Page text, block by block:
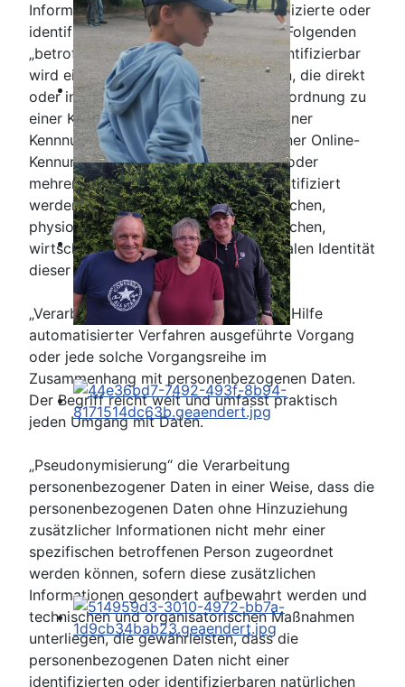
Informationen, die sich auf eine identifizierte oder
identifizierbare natürliche Person (im Folgenden
„betroffene Person“) beziehen; als identifizierbar
wird eine natürliche Person angesehen, die direkt
oder indirekt, insbesondere mittels Zuordnung zu
einer Kennung wie einem Namen, zu einer
Kennnummer, zu Standortdaten, zu einer Online-
Kennung (z.B. Cookie) oder zu einem oder
mehreren besonderen Merkmalen identifiziert
werden kann, die Ausdruck der physischen,
physiologischen, genetischen, psychischen,
wirtschaftlichen, kulturellen oder sozialen Identität
dieser natürlichen Person sind.
„Verarbeitung“ ist jeder mit oder ohne Hilfe
automatisierter Verfahren ausgeführte Vorgang
oder jede solche Vorgangsreihe im
Zusammenhang mit personenbezogenen Daten.
Der Begriff reicht weit und umfasst praktisch
jeden Umgang mit Daten.
„Pseudonymisierung“ die Verarbeitung
personenbezogener Daten in einer Weise, dass die
personenbezogenen Daten ohne Hinzuziehung
zusätzlicher Informationen nicht mehr einer
spezifischen betroffenen Person zugeordnet
werden können, sofern diese zusätzlichen
Informationen gesondert aufbewahrt werden und
technischen und organisatorischen Maßnahmen
unterliegen, die gewährleisten, dass die
personenbezogenen Daten nicht einer
identifizierten oder identifizierbaren natürlichen